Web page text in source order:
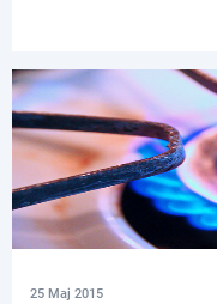
25 Maj 2015